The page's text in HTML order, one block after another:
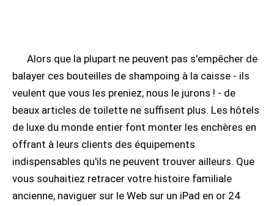
Alors que la plupart ne peuvent pas s'empêcher de
balayer ces bouteilles de shampoing à la caisse - ils
veulent que vous les preniez, nous le jurons ! - de
beaux articles de toilette ne suffisent plus. Les hôtels
de luxe du monde entier font monter les enchères en
offrant à leurs clients des équipements
indispensables qu'ils ne peuvent trouver ailleurs. Que
vous souhaitiez retracer votre histoire familiale
ancienne, naviguer sur le Web sur un iPad en or 24